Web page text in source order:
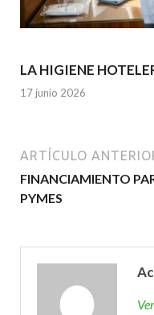
LA HIGIENE
17 junio 2026
ARTÍCULO
FINANCIAMIENTO
PYMES